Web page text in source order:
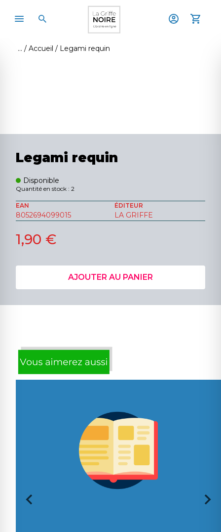
Accueil Legami requin
Legami requin
Disponible
Quantité en stock : 2
EAN
8052694099015
ÉDITEUR
LA GRIFFE
1,90 €
AJOUTER AU PANIER